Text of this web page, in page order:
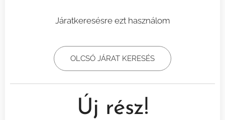
Járatkeresésre ezt használom
OLCSÓ JÁRAT KERESÉS
Új rész!